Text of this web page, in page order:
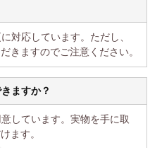
対応しています。ただし、
きますのでご注意ください。
ますか？
しています。実物を手に取
ます。